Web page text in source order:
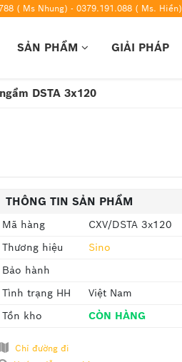
( Ms Nhung) - 0379.191.088 ( Ms. Hiền)
SẢN PHẨM GIẢI PHÁP
DSTA 3x120
THÔNG TIN SẢN PHẨM
Mã hàng
CXV/DSTA 3x120
Thương hiệu
Sino
Bảo hành
Tình trạng HH
Việt Nam
Tồn kho
CÒN HÀNG
Chỉ đường đi